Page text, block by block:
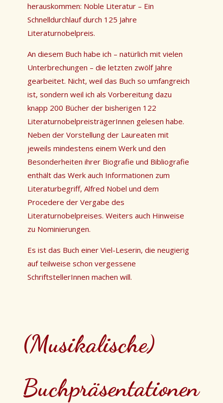
herauskommen: Noble Literatur – Ein
Schnelldurchlauf durch 125 Jahre
Literaturnobelpreis.
An diesem Buch habe ich – natürlich mit vielen
Unterbrechungen – die letzten zwölf Jahre
gearbeitet. Nicht, weil das Buch so umfangreich
ist, sondern weil ich als Vorbereitung dazu
knapp 200 Bücher der bisherigen 122
LiteraturnobelpreisträgerInnen gelesen habe.
Neben der Vorstellung der Laureaten mit
jeweils mindestens einem Werk und den
Besonderheiten ihrer Biografie und Bibliografie
enthält das Werk auch Informationen zum
Literaturbegriff, Alfred Nobel und dem
Procedere der Vergabe des
Literaturnobelpreises. Weiters auch Hinweise
zu Nominierungen.
Es ist das Buch einer Viel-Leserin, die neugierig
auf teilweise schon vergessene
SchriftstellerInnen machen will.
(Musikalische)
Buchpräsentationen